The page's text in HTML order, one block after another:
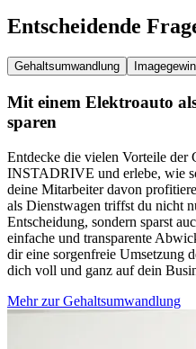
Entscheidende
Gehaltsumwandlung
Mit einem Elektroauto
sparen
Entdecke die vielen Vorteile der
INSTADRIVE und erlebe, wie
deine Mitarbeiter davon
als Dienstwagen triffst du nicht
Entscheidung, sondern sparst
einfache und transparente
dir eine sorgenfreie Umsetzung
dich voll und ganz auf dein
Mehr zur Gehaltsumwandlung